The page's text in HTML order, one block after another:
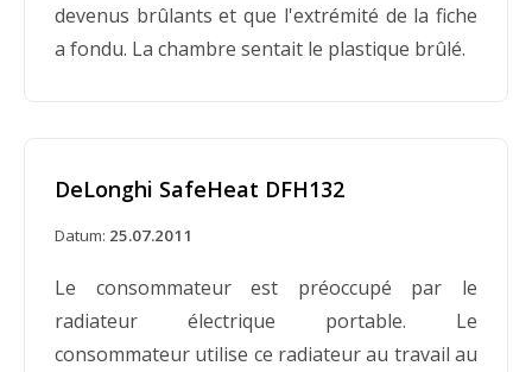
devenus brûlants et que l'extrémité de la fiche
a fondu. La chambre sentait le plastique brûlé.
DeLonghi SafeHeat DFH132
Datum: 25.07.2011
Le consommateur est préoccupé par le
radiateur électrique portable. Le
consommateur utilise ce radiateur au travail au